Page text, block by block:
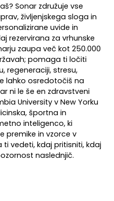
Sonar združuje vse
življenjskega sloga in
uvide in
rezervirana za vrhunske
zaupa več kot 250.000
pomaga ti ločiti
regeneraciji, stresu,
lahko osredotočiš na
ni le še en zdravstveni
University v New Yorku
športna in
inteligenco, ki
premike in vzorce v
vedeti, kdaj pritisniti, kdaj
naslednjič.